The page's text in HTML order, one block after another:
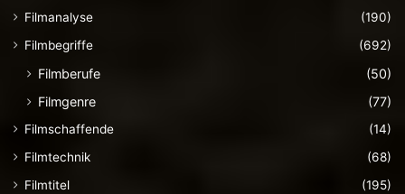
Filmanalyse
(190)
Filmbegriffe
(692)
Filmberufe
(50)
Filmgenre
(77)
Filmschaffende
(14)
Filmtechnik
(68)
Filmtitel
(195)